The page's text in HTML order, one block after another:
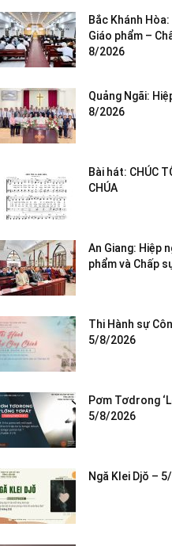
Bắc Khánh
Giáo phẩm –
8/2026
Quảng Ngãi:
8/2026
Bài hát: CHÚC
CHÚA
An Giang: Hiệp
phẩm và Chấp
Thi Hành sự
5/8/2026
Pơm Tơdrong
5/8/2026
Ngă Klei Djŏ –